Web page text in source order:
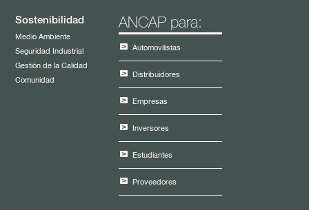
Sostenibilidad
Medio Ambiente
Seguridad Industrial
Gestión de la Calidad
Comunidad
ANCAP para:
Automovilistas
Distribuidores
Empresas
Inversores
Estudiantes
Proveedores